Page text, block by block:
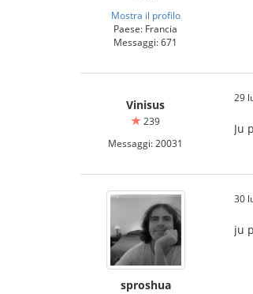
Mostra il profilo
Paese: Francia
Messaggi: 671
Vinisus
239
Messaggi: 20031
29
Ju
sproshua
30
ju